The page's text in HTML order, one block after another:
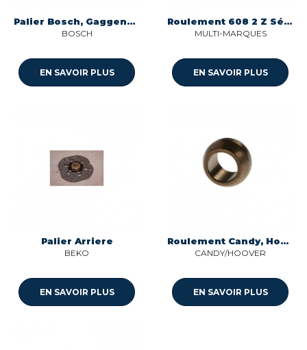
Palier Bosch, Gaggenau, Neff, Siemens, Viva
BOSCH
EN SAVOIR PLUS
Roulement 608 2 Z Sélection
MULTI-MARQUES
EN SAVOIR PLUS
Palier Arriere
BEKO
EN SAVOIR PLUS
Roulement Candy, Hoover
CANDY/HOOVER
EN SAVOIR PLUS